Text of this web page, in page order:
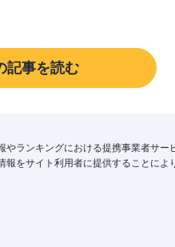
記事を読む
ランキングにおける提携事業者サー
をサイト利用者に提供することによ